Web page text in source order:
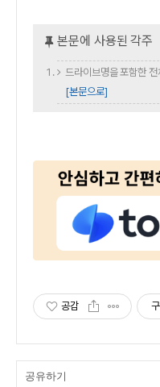
드라이브명을 포함한
[본문으로]
공감
공유하기